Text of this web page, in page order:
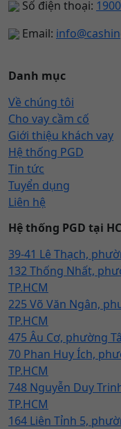
Số điện thoại:
Email:
Danh mục
Về chúng tôi
Cho vay cầm cố
Giới thiệu khách vay
Hệ thống PGD
Tin tức
Tuyển dụng
Liên hệ
Hệ thống PGD tại
39-41 Lê Thạch,
132 Thống Nhất,
TP.HCM
225 Võ Văn Ngân,
TP.HCM
475 Âu Cơ, phường
70 Phan Huy Ích,
TP.HCM
748 Nguyễn Duy
TP.HCM
164 Liên Tỉnh 5,